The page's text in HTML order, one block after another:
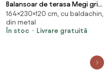
Balansoar de terasa Megi gri
L230 cm
164×230×120 cm, cu baldachin,
din metal
În stoc
Livrare gratuită